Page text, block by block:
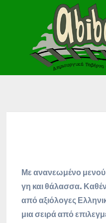
Με ανανεωμένο μενού
γη και θάλασσα.
από αξιόλογες
μια σειρά από